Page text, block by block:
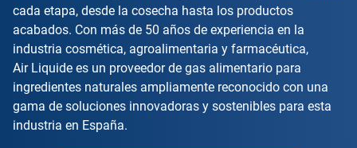
cada etapa, desde la cosecha hasta los productos
acabados. Con más de 50 años de experiencia en la
industria cosmética, agroalimentaria y farmacéutica,
Air Liquide es un proveedor de gas alimentario para
ingredientes naturales ampliamente reconocido con una
gama de soluciones innovadoras y sostenibles para esta
industria en España.